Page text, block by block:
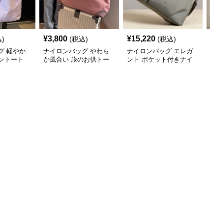
)
軽やか
トート
¥3,800 (税込)
ナイロンバッグ やわら
か風合い 旅のお供トー
¥15,220 (税込)
ナイロンバッグ エレガ
ント ポケット付きナイ